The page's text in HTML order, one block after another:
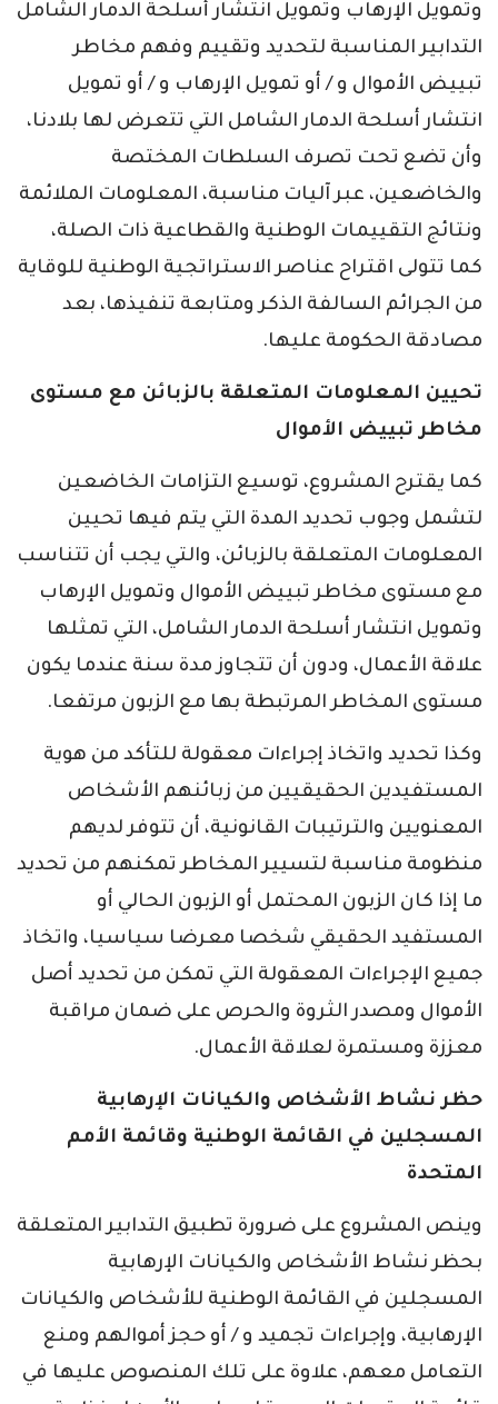
وتمويل الإرهاب وتمويل انتشار أسلحة الدمار الشامل
التدابير المناسبة لتحديد وتقييم وفهم مخاطر
تبييض الأموال و / أو تمويل الإرهاب و / أو تمويل
انتشار أسلحة الدمار الشامل التي تتعرض لها بلادنا،
وأن تضع تحت تصرف السلطات المختصة
والخاضعين، عبر آليات مناسبة، المعلومات الملائمة
ونتائج التقييمات الوطنية والقطاعية ذات الصلة،
كما تتولى اقتراح عناصر الاستراتجية الوطنية للوقاية
من الجرائم السالفة الذكر ومتابعة تنفيذها، بعد
مصادقة الحكومة عليها.
تحيين المعلومات المتعلقة بالزبائن مع مستوى
مخاطر تبييض الأموال
كما يقترح المشروع، توسيع التزامات الخاضعين
لتشمل وجوب تحديد المدة التي يتم فيها تحيين
المعلومات المتعلقة بالزبائن، والتي يجب أن تتناسب
مع مستوى مخاطر تبييض الأموال وتمويل الإرهاب
وتمويل انتشار أسلحة الدمار الشامل، التي تمثلها
علاقة الأعمال، ودون أن تتجاوز مدة سنة عندما يكون
مستوى المخاطر المرتبطة بها مع الزبون مرتفعا.
وكذا تحديد واتخاذ إجراءات معقولة للتأكد من هوية
المستفيدين الحقيقيين من زبائنهم الأشخاص
المعنويين والترتيبات القانونية، أن تتوفر لديهم
منظومة مناسبة لتسيير المخاطر تمكنهم من تحديد
ما إذا كان الزبون المحتمل أو الزبون الحالي أو
المستفيد الحقيقي شخصا معرضا سياسيا، واتخاذ
جميع الإجراءات المعقولة التي تمكن من تحديد أصل
الأموال ومصدر الثروة والحرص على ضمان مراقبة
معززة ومستمرة لعلاقة الأعمال.
حظر نشاط الأشخاص والكيانات الإرهابية
المسجلين في القائمة الوطنية وقائمة الأمم
المتحدة
وينص المشروع على ضرورة تطبيق التدابير المتعلقة
بحظر نشاط الأشخاص والكيانات الإرهابية
المسجلين في القائمة الوطنية للأشخاص والكيانات
الإرهابية، وإجراءات تجميد و / أو حجز أموالهم ومنع
التعامل معهم، علاوة على تلك المنصوص عليها في